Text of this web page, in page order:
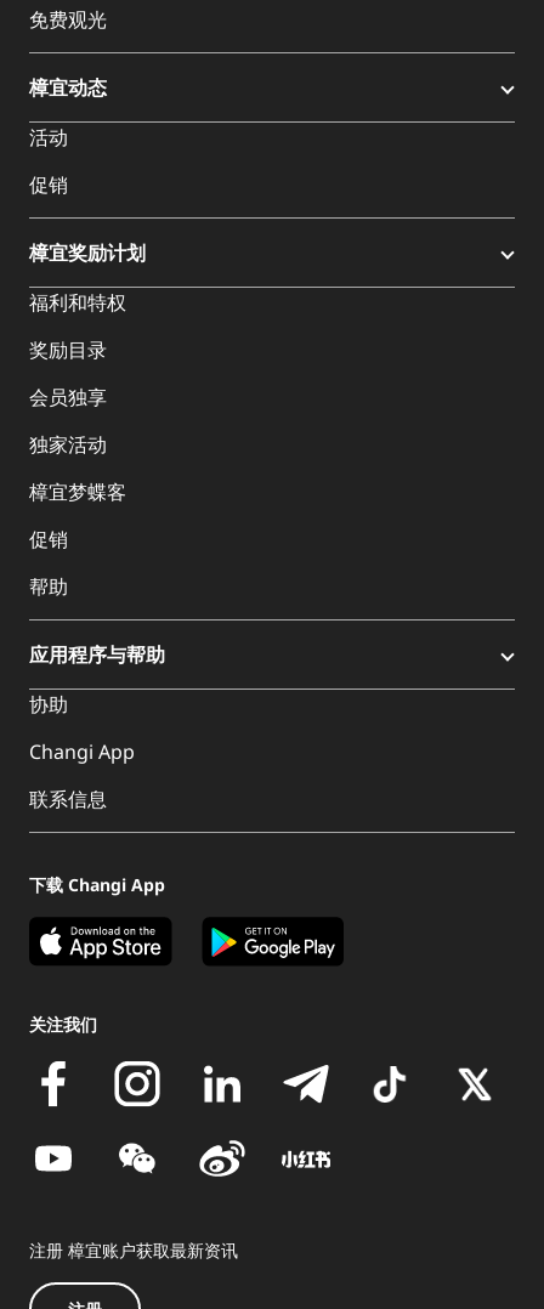
免费观光
樟宜动态
活动
促销
樟宜奖励计划
福利和特权
奖励目录
会员独享
独家活动
樟宜梦蝶客
促销
帮助
应用程序与帮助
协助
Changi App
联系信息
下载 Changi App
关注我们
注册 樟宜账户获取最新资讯